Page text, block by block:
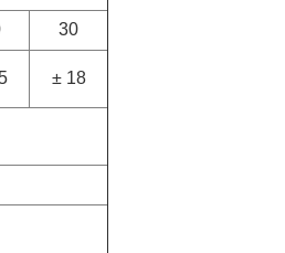
30
± 18